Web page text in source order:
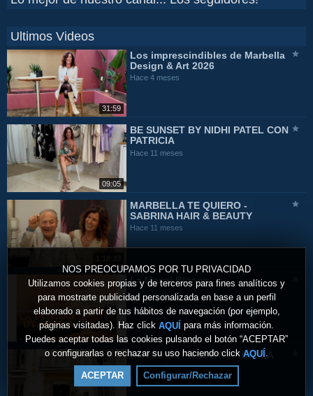
NOS PREOCUPAMOS POR TU PRIVACIDAD
Utilizamos cookies propias y de terceros para fines analíticos y
para mostrarte publicidad personalizada en base a un perfil
elaborado a partir de tus hábitos de navegación (por ejemplo,
páginas visitadas). Haz click AQUÍ para más información.
Puedes aceptar todas las cookies pulsando el botón “ACEPTAR”
o configurarlas o rechazar su uso haciendo click AQUÍ .
ACEPTAR Configurar/Rechazar
Ultimos Videos
31:59
Los imprescindibles de Marbella
Design & Art 2026
Hace 4 meses
09:05
BE SUNSET BY NIDHI PATEL CON
PATRICIA
Hace 11 meses
MARBELLA TE QUIERO -
SABRINA HAIR & BEAUTY
Hace 11 meses
La Masai Blanca
Hace 11 meses
HOTEL LA FONDA MARBELLA
Hace un año